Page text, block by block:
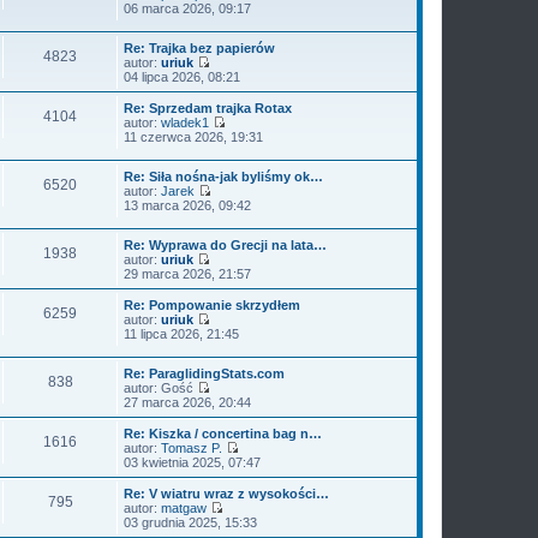
s
t
z
p
o
t
o
w
s
z
y
p
s
t
i
e
t
l
a
j
n
o
w
z
y
o
t
W
ś
w
e
t
l
a
n
o
s
p
s
t
06 marca 2026, 09:17
4823
Re: Trajka bez papierów
autor: uriuk
W
y
ś
w
i
e
t
l
a
n
o
s
z
y
o
t
04 lipca 2026, 08:21
4104
Re: Sprzedam trajka Rotax
autor: wladek1
W
ś
w
e
n
j
n
o
s
p
s
t
11 czerwca 2026, 19:31
6520
Re: Siła nośna-jak byliśmy ok…
autor: Jarek
W
y
ś
w
e
t
l
a
n
o
s
z
y
p
o
s
t
13 marca 2026, 09:42
1938
Re: Wyprawa do Grecji na lata…
autor: uriuk
W
y
ś
w
i
e
t
l
a
j
n
o
w
y
p
o
29 marca 2026, 21:57
6259
Re: Pompowanie skrzydłem
autor: uriuk
W
ś
w
e
t
l
n
a
j
n
o
w
11 lipca 2026, 21:45
838
Re: ParaglidingStats.com
autor: Gość
W
y
ś
w
i
e
l
n
a
27 marca 2026, 20:44
1616
Re: Kiszka / concertina bag n…
autor: Tomasz P.
W
y
ś
w
i
e
03 kwietnia 2025, 07:47
795
Re: V wiatru wraz z wysokości…
autor: matgaw
W
y
03 grudnia 2025, 15:33